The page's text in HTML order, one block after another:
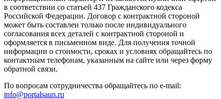
в соответствии со статьей 437 Гражданского кодекса
Российской Федерации. Договор с контрактной стороной
может быть составлен только после индивидуального
согласования всех деталей с контрактной стороной и
оформляется в письменном виде. Для получения точной
информации о стоимости, сроках и условиях обращайтесь по
контактным телефонам, указанным на сайте или через форму
обратной связи.
По вопросам сотрудничества обращайтесь по e-mail:
info@portalsaun.ru